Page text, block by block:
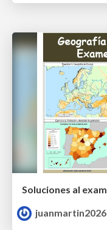
juanmartin2026